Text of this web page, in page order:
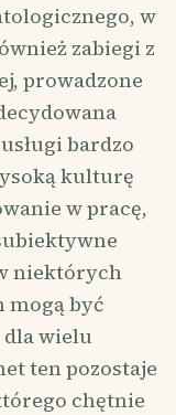
w
zabiegi z
prowadzone
bardzo
kulturę
w pracę,
niektórych
mogą być
wielu
ten pozostaje
chętnie